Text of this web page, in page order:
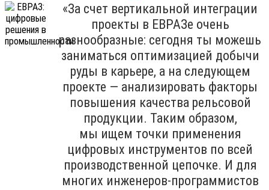
«За счет вертикальной интеграции
проекты в ЕВРАЗе очень
разнообразные: сегодня ты можешь
заниматься оптимизацией добычи
руды в карьере, а на следующем
проекте — анализировать факторы
повышения качества рельсовой
продукции. Таким образом,
мы ищем точки применения
цифровых инструментов по всей
производственной цепочке. И для
многих инженеров-программистов